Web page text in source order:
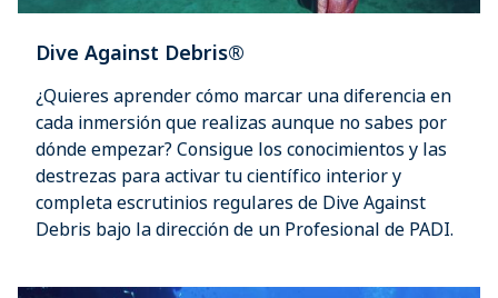
Dive Against Debris®
¿Quieres aprender cómo marcar una diferencia en
cada inmersión que realizas aunque no sabes por
dónde empezar? Consigue los conocimientos y las
destrezas para activar tu científico interior y
completa escrutinios regulares de Dive Against
Debris bajo la dirección de un Profesional de PADI.